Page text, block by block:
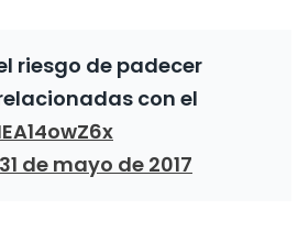
riesgo de padecer
con el
31 de mayo de 2017